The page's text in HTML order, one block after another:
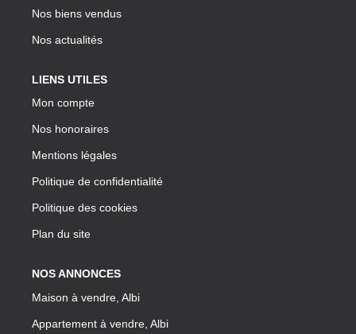
Nos biens vendus
Nos actualités
LIENS UTILES
Mon compte
Nos honoraires
Mentions légales
Politique de confidentialité
Politique des cookies
Plan du site
NOS ANNONCES
Maison à vendre, Albi
Appartement à vendre, Albi